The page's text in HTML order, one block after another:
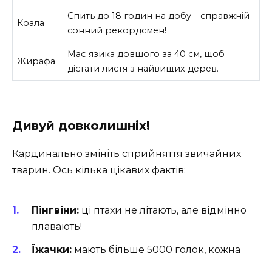
Коала
Спить до 18 годин на добу – справжній
сонний рекордсмен!
Жирафа
Має язика довшого за 40 см, щоб
дістати листя з найвищих дерев.
Дивуй довколишніх!
Кардинально змініть сприйняття звичайних
тварин. Ось кілька цікавих фактів:
Пінгвіни: ці птахи не літають, але відмінно
плавають!
Їжачки: мають більше 5000 голок, кожна